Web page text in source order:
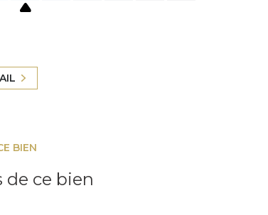
BIEN
de ce bien